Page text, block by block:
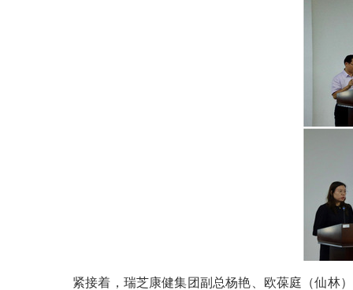
紧接着，瑞芝康健集团副总杨艳、欧葆庭（仙林